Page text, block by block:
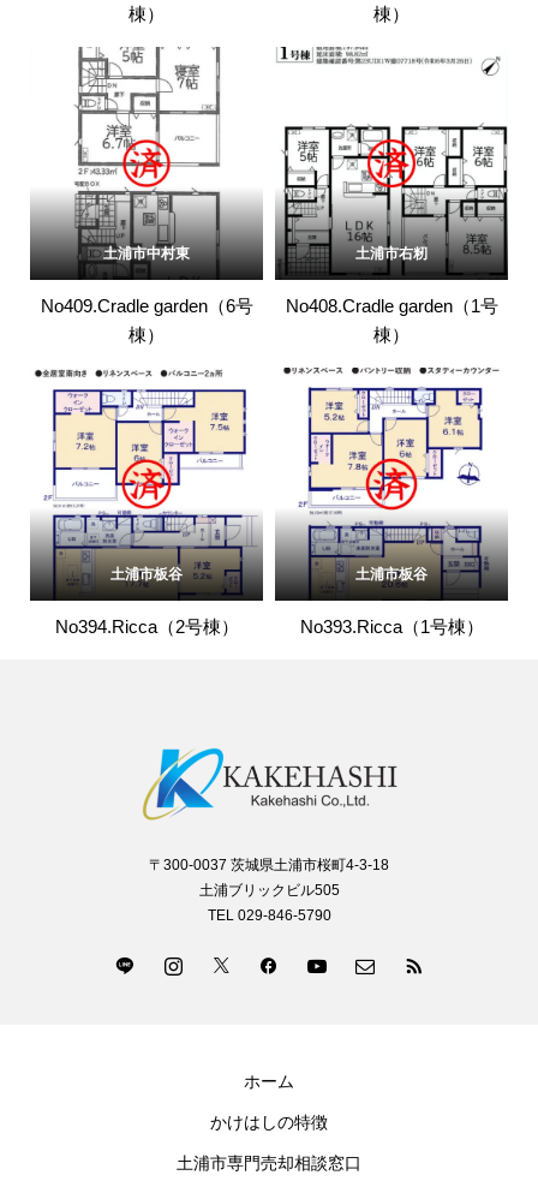
棟）
棟）
土浦市中村東
No409.Cradle garden（6号
棟）
土浦市右籾
No408.Cradle garden（1号
棟）
土浦市板谷
No394.Ricca（2号棟）
土浦市板谷
No393.Ricca（1号棟）
〒300-0037 茨城県土浦市桜町4-3-18
土浦ブリックビル505
TEL 029-846-5790
ホーム
かけはしの特徴
土浦市専門売却相談窓口